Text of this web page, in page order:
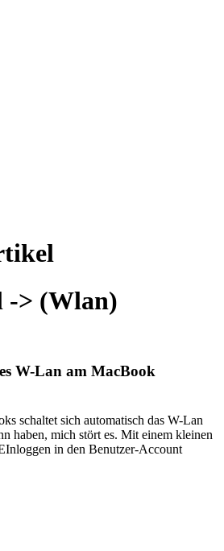
-> (Wlan)
W-Lan am MacBook
schaltet sich automatisch das W-Lan
haben, mich stört es. Mit einem kleinen
in den Benutzer-Account